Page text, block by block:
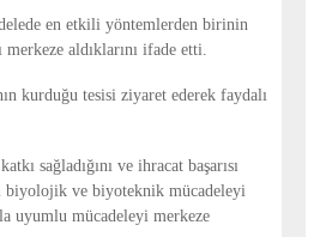
en etkili yöntemlerden birinin
aldıklarını ifade etti.
kurduğu tesisi ziyaret ederek faydalı
sağladığını ve ihracat başarısı
biyolojik ve biyoteknik mücadeleyi
uyumlu mücadeleyi merkeze